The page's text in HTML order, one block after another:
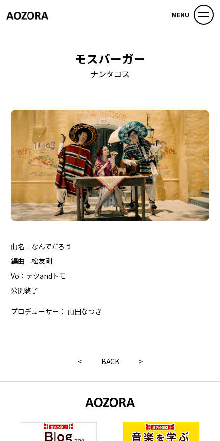
MENU
モスバーガー
ナンタコス
曲名：なんでだろう
編曲：松友剛
Vo：テツandトモ
公開終了
プロデューサー： 山田なつき
< BACK >